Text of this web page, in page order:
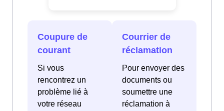
Coupure de
courant
Si vous
rencontrez un
problème lié à
votre réseau
Courrier de
réclamation
Pour envoyer des
documents ou
soumettre une
réclamation à